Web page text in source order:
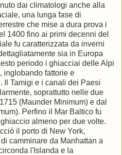
dai climatologi anche alla
una lunga fase di
che mise a dura prova i
1400 fino ai primi decenni del
fu caratterizzata da inverni
sia in Europa
periodo i ghiacciai delle Alpi
inglobando fattorie e
Il Tamigi e i canali dei Paesi
soprattutto nelle due
(Maunder Minimum) e dal
Perfino il Mar Baltico fu
almeno per due volte.
il porto di New York,
camminare da Manhattan a
l'Islanda e la